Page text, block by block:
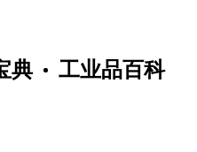
典 工业品百科